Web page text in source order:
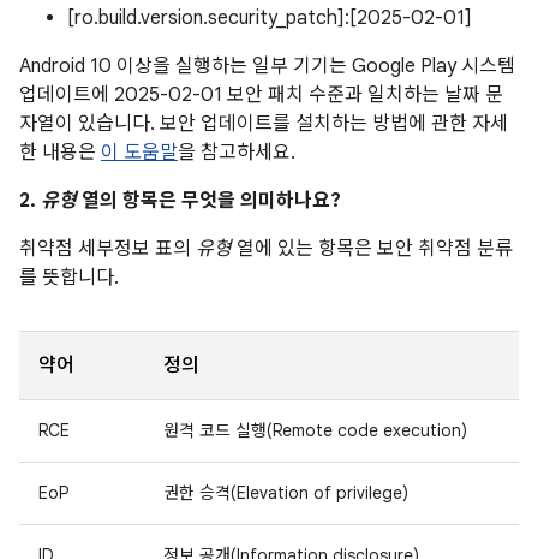
[ro.build.version.security_patch]:[2025-02-01]
Android 10 이상을 실행하는 일부 기기는 Google Play 시스템
업데이트에 2025-02-01 보안 패치 수준과 일치하는 날짜 문
자열이 있습니다. 보안 업데이트를 설치하는 방법에 관한 자세
한 내용은 이 도움말을 참고하세요.
2. 유형열의 항목은 무엇을 의미하나요?
취약점 세부정보 표의 유형열에 있는 항목은 보안 취약점 분류
를 뜻합니다.
약어 정의
RCE 원격 코드 실행(Remote code execution)
EoP 권한 승격(Elevation of privilege)